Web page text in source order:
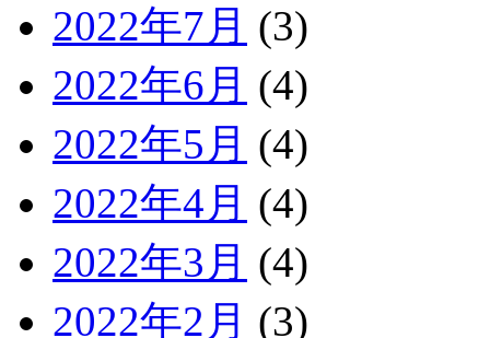
2022年7月 (3)
2022年6月 (4)
2022年5月 (4)
2022年4月 (4)
2022年3月 (4)
2022年2月 (3)